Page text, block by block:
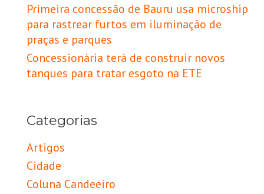
Primeira concessão de Bauru usa microship
para rastrear furtos em iluminação de
praças e parques
Concessionária terá de construir novos
tanques para tratar esgoto na ETE
Categorias
Artigos
Cidade
Coluna Candeeiro